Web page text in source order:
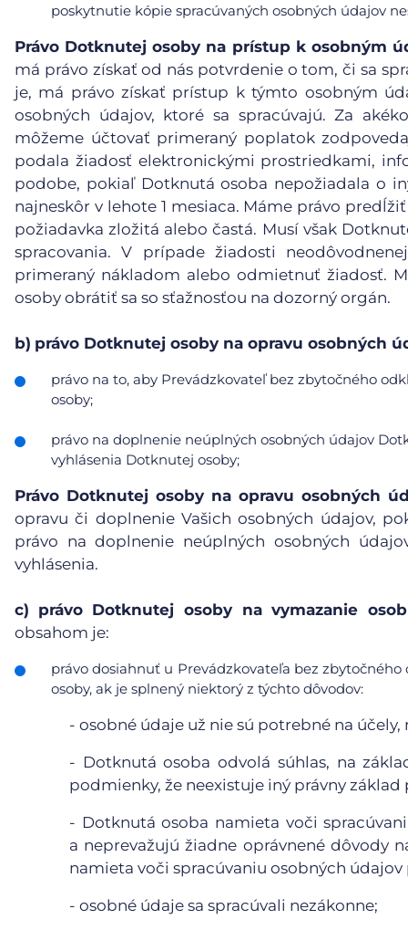
poskytnutie kópie spracúvaných osobných údajov
Právo Dotknutej osoby na prístup k osobným
má právo získať od nás potvrdenie o tom, či sa
je, má právo získať prístup k týmto osobným
osobných údajov, ktoré sa spracúvajú. Za
môžeme účtovať primeraný poplatok
podala žiadosť elektronickými prostriedkami,
podobe, pokiaľ Dotknutá osoba nepožiadala o
najneskôr v lehote 1 mesiaca. Máme právo
požiadavka zložitá alebo častá. Musí však
spracovania. V prípade žiadosti
primeraný nákladom alebo odmietnuť žiadosť.
osoby obrátiť sa so sťažnosťou na dozorný orgán.
b) právo Dotknutej osoby na opravu osobných
právo na to, aby Prevádzkovateľ bez zbytočného
osoby;
právo na doplnenie neúplných osobných údajov
vyhlásenia Dotknutej osoby;
Právo Dotknutej osoby na opravu osobných
opravu či doplnenie Vašich osobných údajov,
právo na doplnenie neúplných osobných
vyhlásenia.
c) právo Dotknutej osoby na vymazanie
obsahom je:
právo dosiahnuť u Prevádzkovateľa bez
osoby, ak je splnený niektorý z týchto dôvodov:
- osobné údaje už nie sú potrebné na
- Dotknutá osoba odvolá súhlas, na
podmienky, že neexistuje iný právny
- Dotknutá osoba namieta voči
a neprevažujú žiadne oprávnené dôvody
namieta voči spracúvaniu osobných údajov
- osobné údaje sa spracúvali nezákonne;